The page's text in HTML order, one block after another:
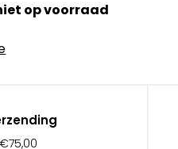
op voorraad